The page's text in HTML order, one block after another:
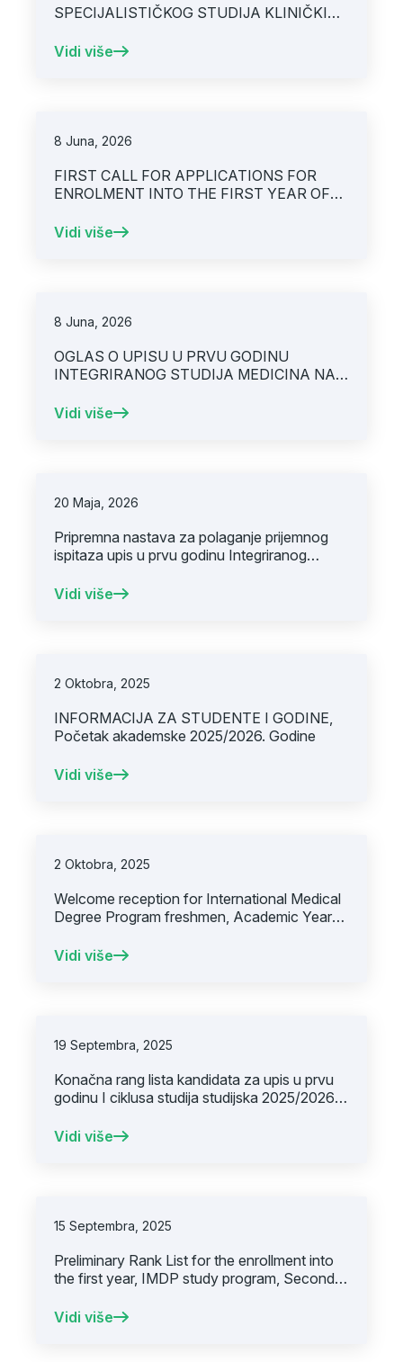
SPECIJALISTIČKOG STUDIJA KLINIČKI
SARAJEVU – MEDICINSKOM FAKULTETU
Vidi više
8 Juna, 2026
FIRST CALL FOR APPLICATIONS FOR
ENROLMENT INTO THE FIRST YEAR OF
PROGRAM AT THE UNIVERSITY OF
Vidi više
8 Juna, 2026
OGLAS O UPISU U PRVU GODINU
INTEGRIRANOG STUDIJA MEDICINA NA
MEDICINSKOM FAKULTETU PRVI
Vidi više
20 Maja, 2026
Pripremna nastava za polaganje prijemnog
ispitaza upis u prvu godinu Integriranog
u Sarajevu – Medicinskom fakultetuza
Vidi više
2 Oktobra, 2025
INFORMACIJA ZA STUDENTE I GODINE,
Početak akademske 2025/2026. Godine
Vidi više
2 Oktobra, 2025
Welcome reception for International Medical
Degree Program freshmen, Academic Year
Vidi više
19 Septembra, 2025
Konačna rang lista kandidata za upis u prvu
godinu I ciklusa studija studijska 2025/2026.
Vidi više
15 Septembra, 2025
Preliminary Rank List for the enrollment into
the first year, IMDP study program, Second
year
Vidi više